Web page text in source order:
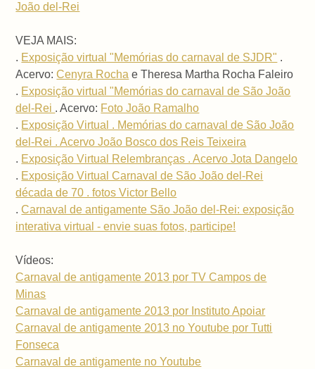
João del-Rei
VEJA MAIS:
. Exposição virtual "Memórias do carnaval de SJDR" .
Acervo:Cenyra Rocha e Theresa Martha Rocha Faleiro
. Exposição virtual "Memórias do carnaval de São João
del-Rei . Acervo: Foto João Ramalho
. Exposição Virtual . Memórias do carnaval de São João
del-Rei . Acervo João Bosco dos Reis Teixeira
. Exposição Virtual Relembranças . Acervo Jota Dangelo
. Exposição Virtual Carnaval de São João del-Rei
década de 70 . fotos Victor Bello
.Carnaval de antigamente São João del-Rei: exposição
interativa virtual - envie suas fotos, participe!
Vídeos:
Carnaval de antigamente 2013 por TV Campos de
Minas
Carnaval de antigamente 2013 por Instituto Apoiar
Carnaval de antigamente 2013 no Youtube por Tutti
Fonseca
Carnaval de antigamente no Youtube